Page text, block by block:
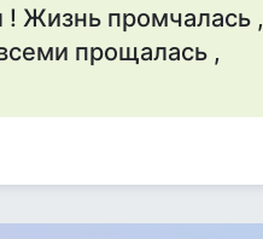
! Жизнь промчалась ,
прощалась ,